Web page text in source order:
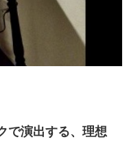
で演出する、理想